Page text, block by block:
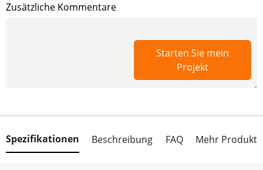
Zusätzliche Kommentare
Starten Sie mein
Projekt
Spezifikationen Beschreibung FAQ Mehr Produkt